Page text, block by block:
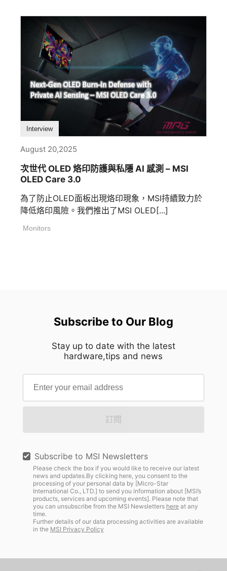
Interview
August 20,2025
次世代 OLED 烙印防護與私隱 AI 感測 – MSI
OLED Care 3.0
為了防止OLED面板出現烙印現象，MSI持續致力於
降低烙印風險。我們推出了MSI OLED[...]
Monitors
Subscribe to Our Blog
Stay up to date with the latest
hardware,tips and news
訂閱
Subscribe to MSI Newsletters
Please check the box if you would like to receive our latest
news and updates.By clicking here, you consent to the
processing of your personal data by [Micro-Star
International Co., LTD.] to send you information about [MSI’s
products, services and upcoming events]. Please note that
you can unsubscribe from the MSI Newsletters hereat any
time.
Further details of our data processing activities are available
in the MSI Privacy Policy